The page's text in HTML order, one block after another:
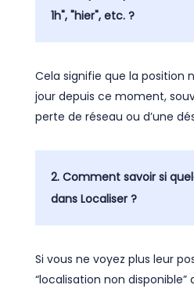
1h", "hier", etc. ?
Cela signifie que la position
jour depuis ce moment,
perte de réseau ou d’une
2. Comment savoir si
dans Localiser ?
Si vous ne voyez plus leur
“localisation non disponible”